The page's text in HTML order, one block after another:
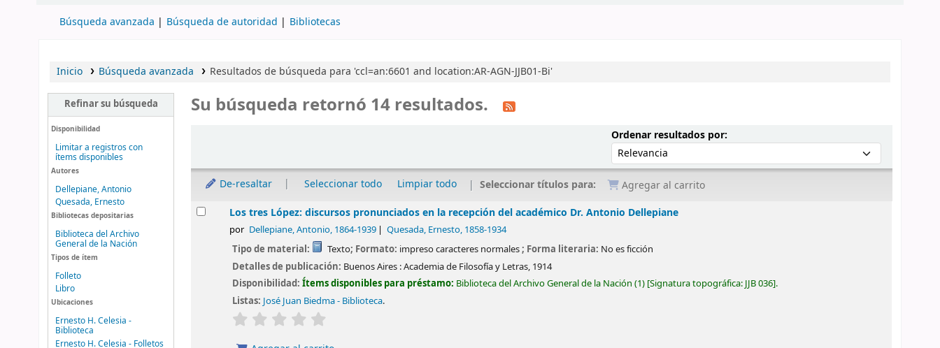
Búsqueda avanzada Búsqueda de autoridad Bibliotecas
Inicio Búsqueda avanzada Resultados de búsqueda para 'ccl=an:6601 and location:AR-AGN-JJB01-Bi'
Refinar su búsqueda
Disponibilidad
Limitar a registros con
ítems disponibles
Autores
Dellepiane, Antonio
Quesada, Ernesto
Bibliotecas depositarias
Biblioteca del Archivo
General de la Nación
Tipos de ítem
Folleto
Libro
Ubicaciones
Ernesto H. Celesia -
Biblioteca
Ernesto H. Celesia - Folletos
Su búsqueda retornó 14 resultados.
Ordenar resultados por:Ordenar por:
De-resaltar Seleccionar todo Limpiar todo Seleccionar títulos para:
Agregar al carrito
ResultadosLos tres López: discursos pronunciados en la recepción del académico Dr. Antonio Dellepiane
por Dellepiane, Antonio, 1864-1939 Quesada, Ernesto, 1858-1934
Tipo de material: Texto; Formato: impreso caracteres normales; Forma literaria: No es ficción
Detalles de publicación: Buenos Aires :Academia de Filosofía y Letras, 1914
Disponibilidad:Ítems disponibles para préstamo: Biblioteca del Archivo General de la Nación (1) Signatura topográfica: JJB 036 .
Listas: José Juan Biedma - Biblioteca.
valoración